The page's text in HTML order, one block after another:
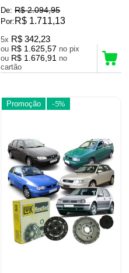
De: R$ 2.094,95
Por: R$ 1.711,13
5x R$ 342,23
ou R$ 1.625,57
no pix
ou R$ 1.676,91 no
cartão
Promoção -5%